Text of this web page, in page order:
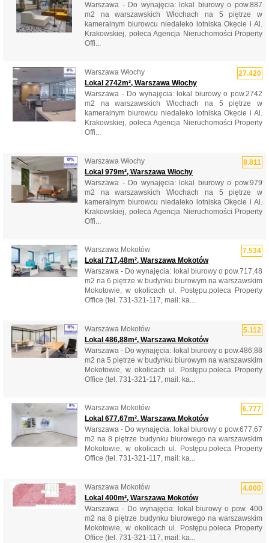
Warszawa - Do wynajęcia: lokal biurowy o pow.887
m2 na warszawskich Włochach na 5 piętrze w
kameralnym biurowcu niedaleko lotniska Okęcie i Al.
Krakowskiej, poleca Agencja Nieruchomości Property
Offi...
27.420
Warszawa Włochy
Lokal 2742m², Warszawa Włochy
Warszawa - Do wynajęcia: lokal biurowy o pow.2742
m2 na warszawskich Włochach na 5 piętrze w
kameralnym biurowcu niedaleko lotniska Okęcie i Al.
Krakowskiej, poleca Agencja Nieruchomości Property
Offi...
8.811
Warszawa Włochy
Lokal 979m², Warszawa Włochy
Warszawa - Do wynajęcia: lokal biurowy o pow.979
m2 na warszawskich Włochach na 5 piętrze w
kameralnym biurowcu niedaleko lotniska Okęcie i Al.
Krakowskiej, poleca Agencja Nieruchomości Property
Offi...
7.534
Warszawa Mokotów
Lokal 717,48m², Warszawa Mokotów
Warszawa - Do wynajęcia: lokal biurowy o pow.717,48
m2 na 6 piętrze w budynku biurowym na warszawskim
Mokotowie, w okolicach ul. Postępu.poleca Property
Office (tel. 731-321-117, mail: ka...
5.112
Warszawa Mokotów
Lokal 486,88m², Warszawa Mokotów
Warszawa - Do wynajęcia: lokal biurowy o pow.486,88
m2 na 5 piętrze w budynku biurowym na warszawskim
Mokotowie, w okolicach ul. Postępu.poleca Property
Office (tel. 731-321-117, mail: ka...
6.777
Warszawa Mokotów
Lokal 677,67m², Warszawa Mokotów
Warszawa - Do wynajęcia: lokal biurowy o pow.677,67
m2 na 8 piętrze budynku biurowego na warszawskim
Mokotowie, w okolicach ul. Postępu.poleca Property
Office (tel. 731-321-117, mail: ka...
4.000
Warszawa Mokotów
Lokal 400m², Warszawa Mokotów
Warszawa - Do wynajęcia: lokal biurowy o pow. 400
m2 na 8 piętrze budynku biurowego na warszawskim
Mokotowie, w okolicach ul. Postępu.poleca Property
Office (tel. 731-321-117, mail: ka...